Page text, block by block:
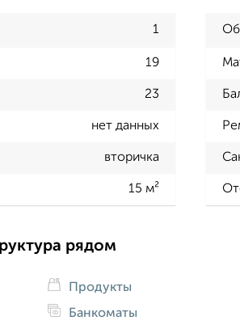
1
19
23
нет данных
вторичка
15 м²
рядом
Продукты
Банкоматы